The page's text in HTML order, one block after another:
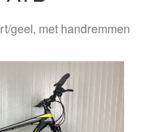
geel, met handremmen